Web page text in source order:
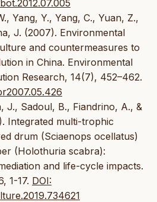
Yang, Y., Yang, C., Yuan, Z.,
J. (2007). Environmental
and countermeasures to
in China. Environmental
Research, 14(7), 452–462.
J., Sadoul, B., Fiandrino, A., &
Integrated multi-trophic
drum (Sciaenops ocellatus)
(Holothuria scabra):
and life-cycle impacts.
1-17. DOI: